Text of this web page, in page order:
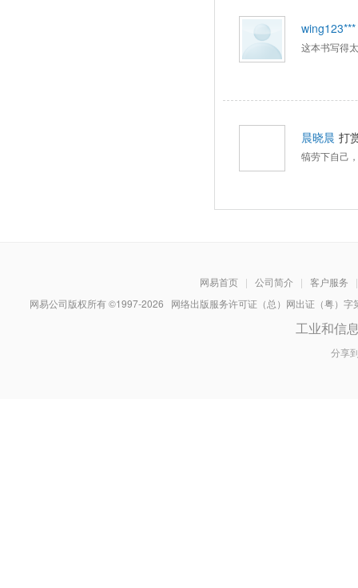
wing123***
这本书写得
晨晓晨 打
犒劳下自己
网易首页 | 公司简介 | 客户服务
|
网易公司版权所有 ©1997-2026 网络出版服务许可证（总）网出证（粤）
工业和信
分享